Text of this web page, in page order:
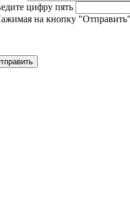
цифру пять
на кнопку